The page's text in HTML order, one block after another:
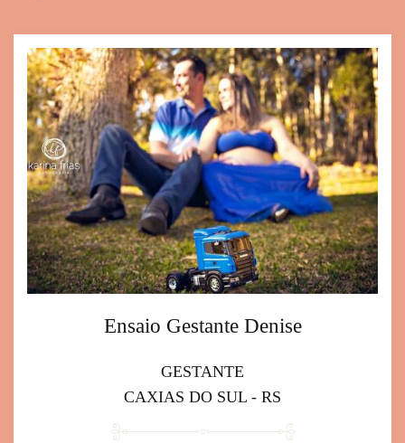
Ensaio Gestante Denise
GESTANTE
CAXIAS DO SUL - RS